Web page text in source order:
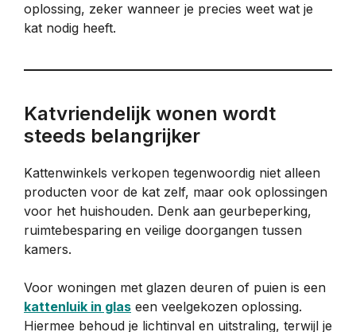
oplossing, zeker wanneer je precies weet wat je
kat nodig heeft.
Katvriendelijk wonen wordt
steeds belangrijker
Kattenwinkels verkopen tegenwoordig niet alleen
producten voor de kat zelf, maar ook oplossingen
voor het huishouden. Denk aan geurbeperking,
ruimtebesparing en veilige doorgangen tussen
kamers.
Voor woningen met glazen deuren of puien is een
kattenluik in glas een veelgekozen oplossing.
Hiermee behoud je lichtinval en uitstraling, terwijl je